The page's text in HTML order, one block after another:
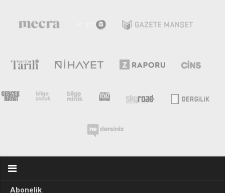
Abonelik